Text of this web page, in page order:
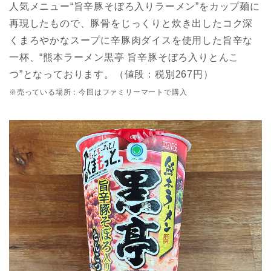
人気メニュー“旨辛豚そぼろ入りラーメン”をカップ麺に
再現したもので、豚骨をじっくりと炊き出したコク深
くまろやかなスープに辛豚肉ダイスを使用した旨辛な
一杯、“熊本ラーメン黒亭 旨辛豚そぼろ入りとんこ
つ”となっております。（値段：税別267円）
※売っている場所：今回はファミリーマートで購入